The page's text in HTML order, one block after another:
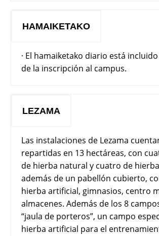
HAMAIKETAKO
· El hamaiketako diario está
de la inscripción al campus.
LEZAMA
Las instalaciones de Lezama
repartidas en 13 hectáreas, con
de hierba natural y cuatro de
además de un pabellón cubierto,
hierba artificial, gimnasios, centro
almacenes. Además de los 8
“jaula de porteros”, un campo
hierba artificial para el